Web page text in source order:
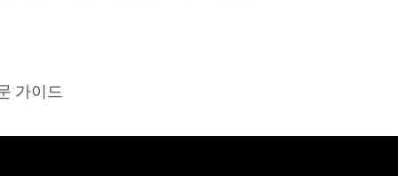
가이드